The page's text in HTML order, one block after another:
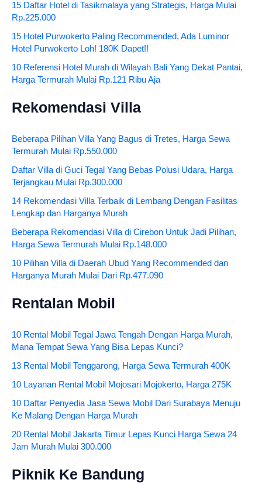
15 Daftar Hotel di Tasikmalaya yang Strategis, Harga Mulai
Rp.225.000
15 Hotel Purwokerto Paling Recommended, Ada Luminor
Hotel Purwokerto Loh! 180K Dapet!!
10 Referensi Hotel Murah di Wilayah Bali Yang Dekat Pantai,
Harga Termurah Mulai Rp.121 Ribu Aja
Rekomendasi Villa
Beberapa Pilihan Villa Yang Bagus di Tretes, Harga Sewa
Termurah Mulai Rp.550.000
Daftar Villa di Guci Tegal Yang Bebas Polusi Udara, Harga
Terjangkau Mulai Rp.300.000
14 Rekomendasi Villa Terbaik di Lembang Dengan Fasilitas
Lengkap dan Harganya Murah
Beberapa Rekomendasi Villa di Cirebon Untuk Jadi Pilihan,
Harga Sewa Termurah Mulai Rp.148.000
10 Pilihan Villa di Daerah Ubud Yang Recommended dan
Harganya Murah Mulai Dari Rp.477.090
Rentalan Mobil
10 Rental Mobil Tegal Jawa Tengah Dengan Harga Murah,
Mana Tempat Sewa Yang Bisa Lepas Kunci?
13 Rental Mobil Tenggarong, Harga Sewa Termurah 400K
10 Layanan Rental Mobil Mojosari Mojokerto, Harga 275K
10 Daftar Penyedia Jasa Sewa Mobil Dari Surabaya Menuju
Ke Malang Dengan Harga Murah
20 Rental Mobil Jakarta Timur Lepas Kunci Harga Sewa 24
Jam Murah Mulai 300.000
Piknik Ke Bandung